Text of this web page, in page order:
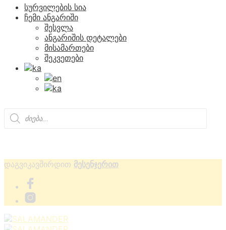
სურვილების სია
ჩემი ანგარიში
შესვლა
ანგარიშის დეტალები
მისამართები
შეკვეთები
Products
search
დაგვიკავშირდით მესენჯერით